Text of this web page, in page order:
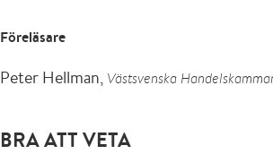
Föreläsare
Peter Hellman, Västsvenska
BRA ATT VETA